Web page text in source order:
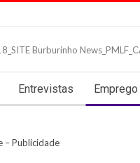
Entrevistas Emprego